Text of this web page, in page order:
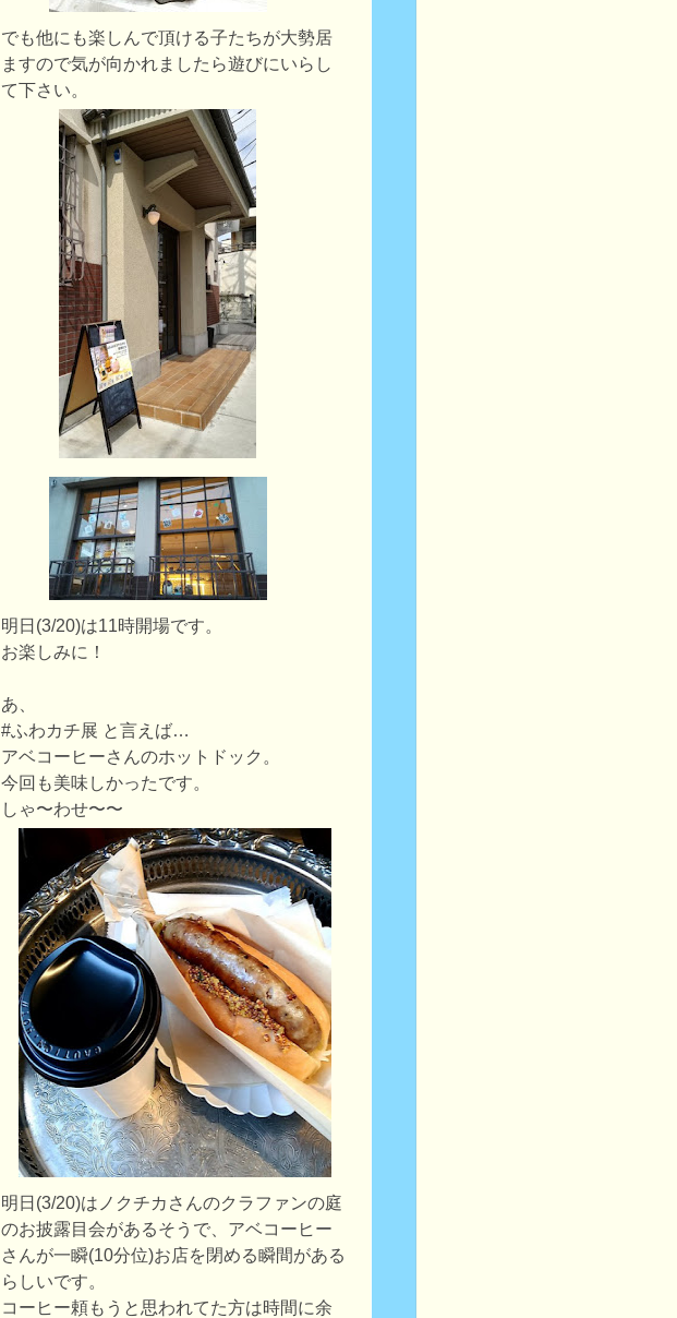
でも他にも楽しんで頂ける子たちが大勢居
ますので気が向かれましたら遊びにいらし
て下さい。
明日(3/20)は11時開場です。
お楽しみに！
あ、
#ふわカチ展 と言えば…
アベコーヒーさんのホットドック。
今回も美味しかったです。
しゃ〜わせ〜〜
明日(3/20)はノクチカさんのクラファンの庭
のお披露目会があるそうで、アベコーヒー
さんが一瞬(10分位)お店を閉める瞬間がある
らしいです。
コーヒー頼もうと思われてた方は時間に余